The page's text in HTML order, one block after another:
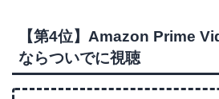
【第4位】Amazon Prime
ならついでに視聴